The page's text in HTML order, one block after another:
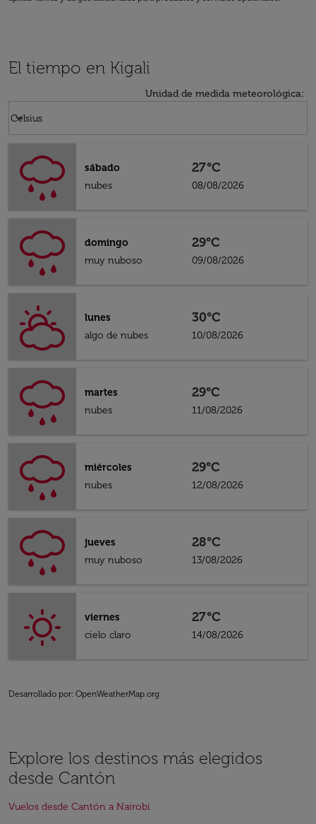
El tiempo en Kigali
Unidad de medida meteorológica:
Celsius
keyboard_arrow_down
sábado
nubes
27°C
08/08/2026
domingo
muy nuboso
29°C
09/08/2026
lunes
algo de nubes
30°C
10/08/2026
martes
nubes
29°C
11/08/2026
miércoles
nubes
29°C
12/08/2026
jueves
muy nuboso
28°C
13/08/2026
viernes
cielo claro
27°C
14/08/2026
Desarrollado por: OpenWeatherMap.org
Explore los destinos más elegidos
desde Cantón
Vuelos desde Cantón a Nairobi